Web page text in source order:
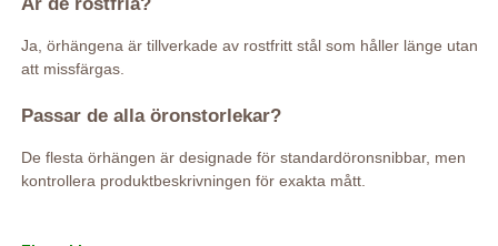
Är de rostfria?
Ja, örhängena är tillverkade av rostfritt stål som håller länge utan
att missfärgas.
Passar de alla öronstorlekar?
De flesta örhängen är designade för standardöronsnibbar, men
kontrollera produktbeskrivningen för exakta mått.